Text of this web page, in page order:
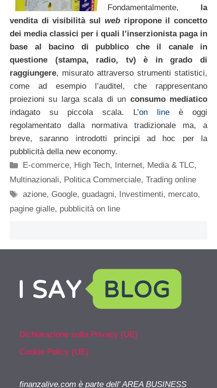
Fondamentalmente,
la
vendita di visibilità sul webripropone il concetto
dei media classici per i quali l’inserzionista paga in
base al bacino di pubblico che il canale in
questione (stampa, radio, tv) è in grado di
raggiungere, misurato attraverso strumenti statistici,
come ad esempio l’auditel, che rappresentano
proiezioni su larga scala di un consumo mediatico
indagato su piccola scala. L’on line è oggi
regolamentato dalla normativa tradizionale ma, a
breve, saranno introdotti principi ad hoc per la
pubblicità della new economy.
Categorie
E-commerce, High Tech, Internet, Media & TLC,
Multinazionali, Politica Commerciale, Trading online
Tag
azione, Google,guadagni, Investimenti, mercato,
pagine gialle, pubblicità on line
Dichiarazione sulla Privacy (UE)
Cookie Policy (UE)
finanzalive.com è parte dell' AREA BUSINESS